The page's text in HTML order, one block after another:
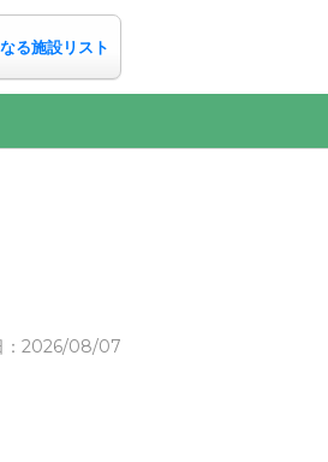
る施設リスト
：2026/08/07